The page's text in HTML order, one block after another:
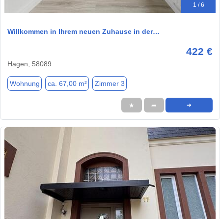
1 / 6
Willkommen in Ihrem neuen Zuhause in der…
422 €
Hagen, 58089
Wohnung ca. 67,00 m² Zimmer 3
★ ➦ ➜